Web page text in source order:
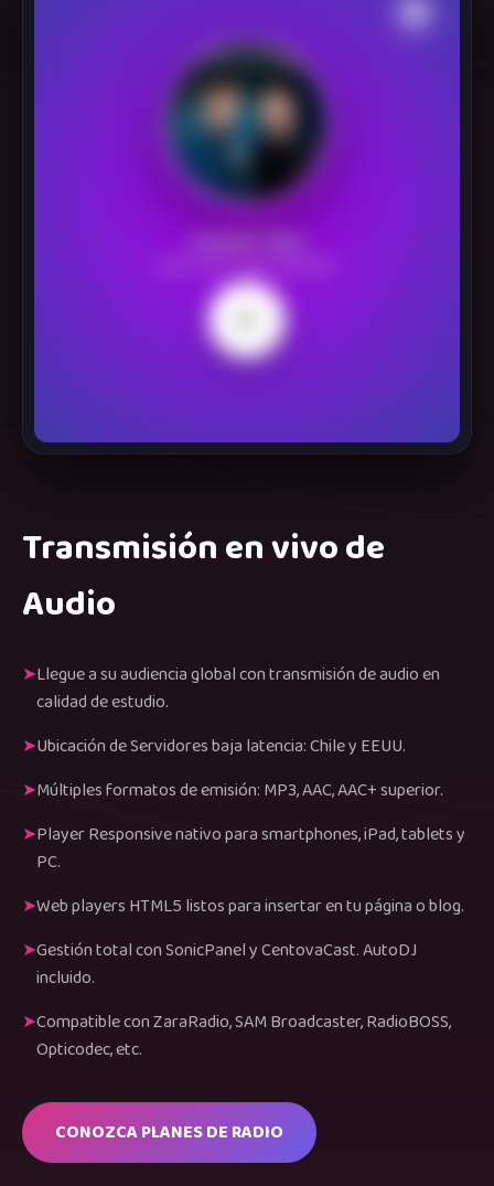
Transmisión en vivo de
Audio
Llegue a su audiencia global con transmisión de audio en
calidad de estudio.
Ubicación de Servidores baja latencia: Chile y EEUU.
Múltiples formatos de emisión: MP3, AAC, AAC+ superior.
Player Responsive nativo para smartphones, iPad, tablets y
PC.
Web players HTML5 listos para insertar en tu página o blog.
Gestión total con SonicPanel y CentovaCast. AutoDJ
incluido.
Compatible con ZaraRadio, SAM Broadcaster, RadioBOSS,
Opticodec, etc.
CONOZCA PLANES DE RADIO